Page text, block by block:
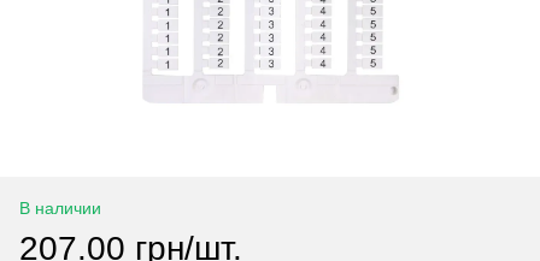
В наличии
207.00 грн/шт.